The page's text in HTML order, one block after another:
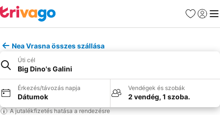
Kedvencek
Nea Vrasna összes szállása
Úti cél
Big Dino's Galini
Érkezés/távozás napja
Dátumok
Vendégek és szobák
2 vendég, 1 szoba.
A jutalékfizetés hatása a rendezésre